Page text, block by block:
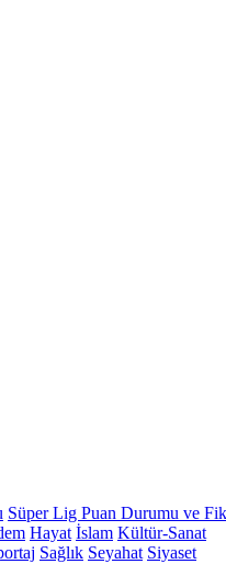
Süper Lig Puan Durumu ve
Hayat İslam Kültür-Sanat
Sağlık Seyahat Siyaset